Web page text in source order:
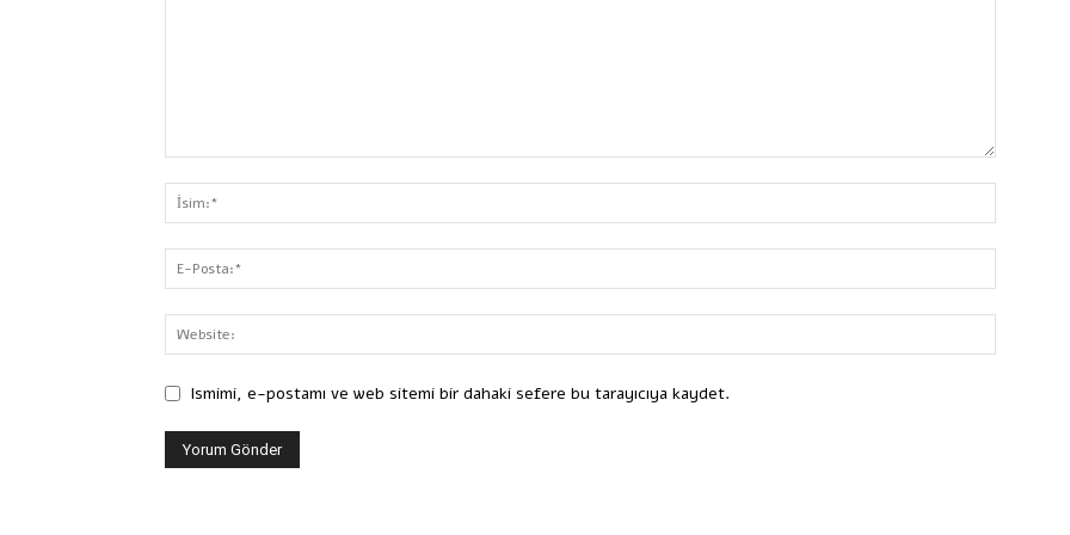
Ismimi, e-postamı ve web sitemi bir dahaki sefere bu tarayıcıya kaydet.